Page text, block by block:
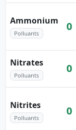
Ammonium
Polluants
0
Nitrates
Polluants
0
Nitrites
Polluants
0